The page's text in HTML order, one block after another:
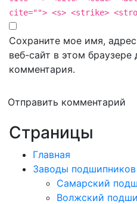
cite=""> <s> <strike>
Сохраните мое имя,
веб-сайт в этом
комментария.
Отправить комментарий
Страницы
Главная
Заводы подшипников
Cамарский
Волжский